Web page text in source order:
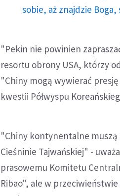
sobie, aż znajdzie
"Pekin nie powinien
resortu obrony USA, którzy
"Chiny mogą wywierać
kwestii Półwyspu
"Chiny kontynentalne
Cieśninie Tajwańskiej" -
prasowemu Komitetu
Ribao", ale w